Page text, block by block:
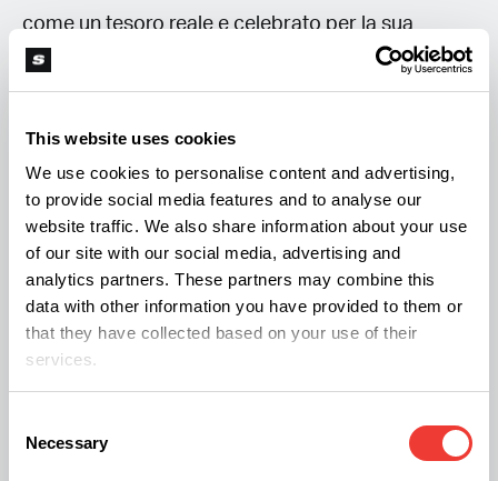
This website uses cookies
We use cookies to personalise content and advertising,
to provide social media features and to analyse our
website traffic. We also share information about your use
of our site with our social media, advertising and
analytics partners. These partners may combine this
data with other information you have provided to them or
that they have collected based on your use of their
services.
Selection
Necessary
come un tesoro reale e celebrato per la sua
fragranza. Fu anche stimato in Assiria, Babilonia e
Persia e gli autori attribuirono l'alto prezzo agli
sforzi necessari per la sua importazione in regioni
esigenti.
La partecipazione di Giuda al commercio
nell'Arabia meridionale e la successiva presenza
dell'Assiria a Tel Arad verso la fine dell'ottavo
secolo a.C. avrebbero potuto contribuire al
movimento dell'incenso nella zona. L'incenso può
sostanza utilizzata in tale contesto. Il grasso